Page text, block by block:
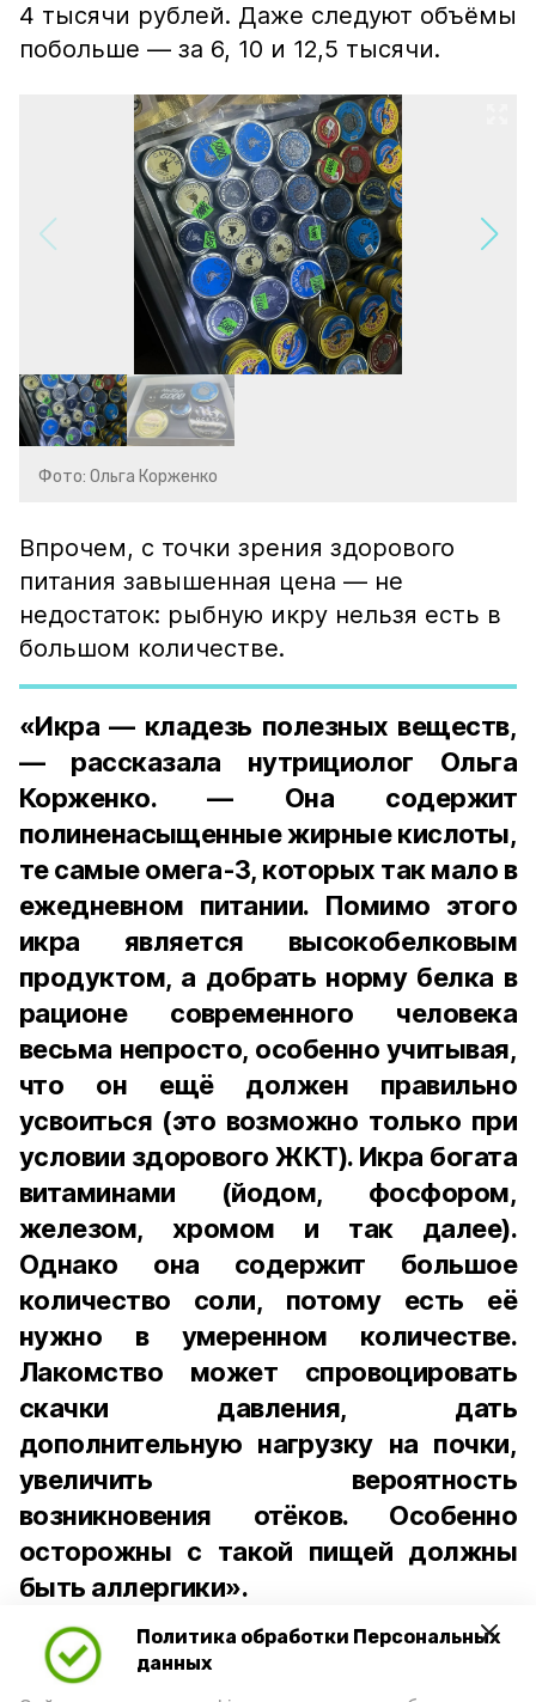
Политика обработки Персональных
данных
4 тысячи рублей. Даже следуют объёмы
побольше — за 6, 10 и 12,5 тысячи.
Фото: Ольга Корженко
Впрочем, с точки зрения здорового
питания завышенная цена — не
недостаток: рыбную икру нельзя есть в
большом количестве.
«Икра — кладезь полезных веществ,
— рассказала нутрициолог Ольга
Корженко. — Она содержит
полиненасыщенные жирные кислоты,
те самые омега-3, которых так мало в
ежедневном питании. Помимо этого
икра является высокобелковым
продуктом, а добрать норму белка в
рационе современного человека
весьма непросто, особенно учитывая,
что он ещё должен правильно
усвоиться (это возможно только при
условии здорового ЖКТ). Икра богата
витаминами (йодом, фосфором,
железом, хромом и так далее).
Однако она содержит большое
количество соли, потому есть её
нужно в умеренном количестве.
Лакомство может спровоцировать
скачки давления, дать
дополнительную нагрузку на почки,
увеличить вероятность
возникновения отёков. Особенно
осторожны с такой пищей должны
быть аллергики».
Для взрослого человека безопасной
порцией икры считается 30-50 граммов